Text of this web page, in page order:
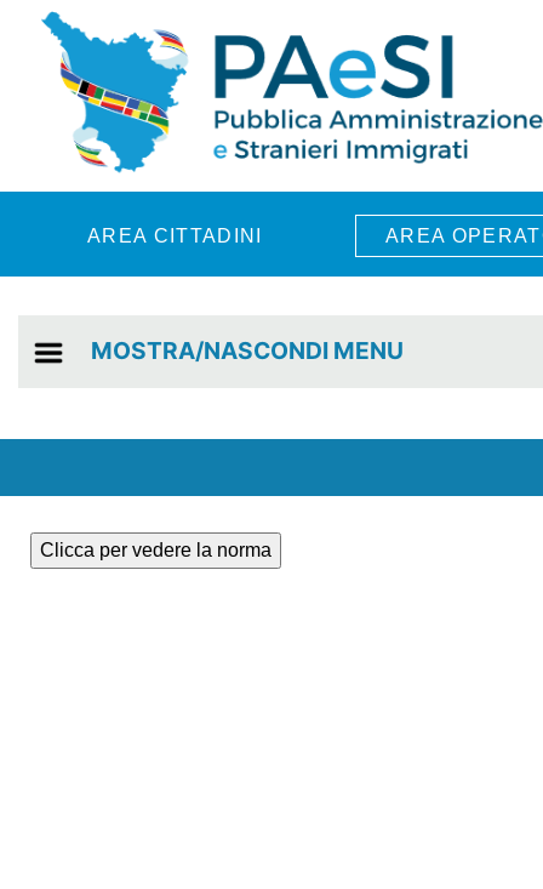
Skip to main content
AREA CITTADINI AREA
MOSTRA/NASCONDI MENU
Clicca per vedere la norma